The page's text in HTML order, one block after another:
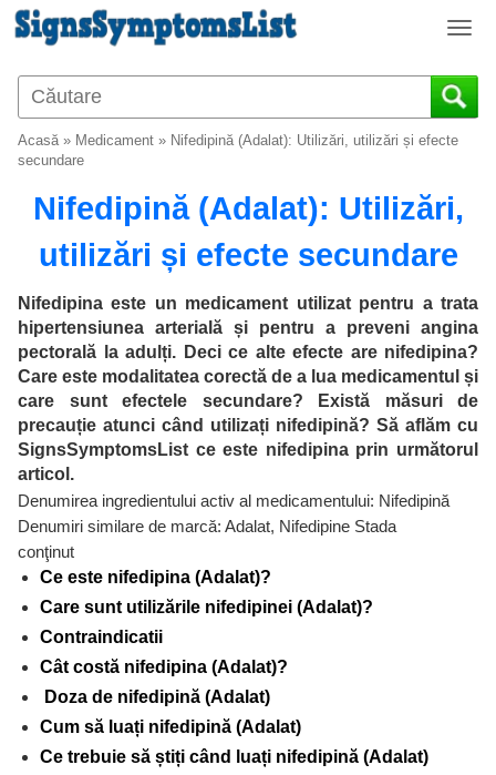
T
g
g
v
a
t
i
o
n
Acasă» Medicament » Nifedipină (Adalat): Utilizări, utilizări și efecte
secundare
Nifedipină (Adalat): Utilizări,
utilizări și efecte secundare
Nifedipina este un medicament utilizat pentru a trata
hipertensiunea arterială și pentru a preveni angina
pectorală la adulți. Deci ce alte efecte are nifedipina?
Care este modalitatea corectă de a lua medicamentul și
care sunt efectele secundare? Există măsuri de
precauție atunci când utilizați nifedipină? Să aflăm cu
SignsSymptomsList ce este nifedipina prin următorul
articol.
Denumirea ingredientului activ al medicamentului: Nifedipină
Denumiri similare de marcă: Adalat, Nifedipine Stada
conţinut
Ce este nifedipina (Adalat)?
Care sunt utilizările nifedipinei (Adalat)?
Contraindicatii
Cât costă nifedipina (Adalat)?
Doza de nifedipină (Adalat)
Cum să luați nifedipină (Adalat)
Ce trebuie să știți când luați nifedipină (Adalat)